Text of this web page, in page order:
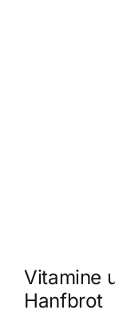
Vitamine
Hanfbrot